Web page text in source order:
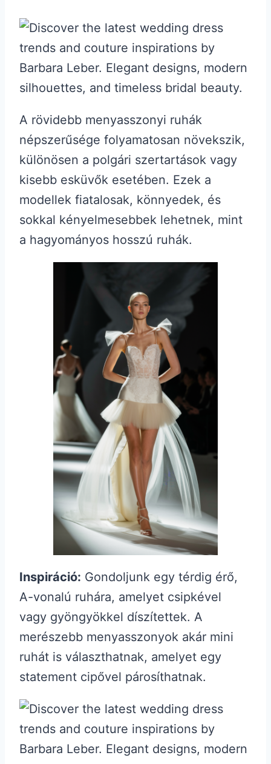
A rövidebb menyasszonyi ruhák
népszerűsége folyamatosan növekszik,
különösen a polgári szertartások vagy
kisebb esküvők esetében. Ezek a
modellek fiatalosak, könnyedek, és
sokkal kényelmesebbek lehetnek, mint
a hagyományos hosszú ruhák.
Inspiráció: Gondoljunk egy térdig érő,
A-vonalú ruhára, amelyet csipkével
vagy gyöngyökkel díszítettek. A
merészebb menyasszonyok akár mini
ruhát is választhatnak, amelyet egy
statement cipővel párosíthatnak.